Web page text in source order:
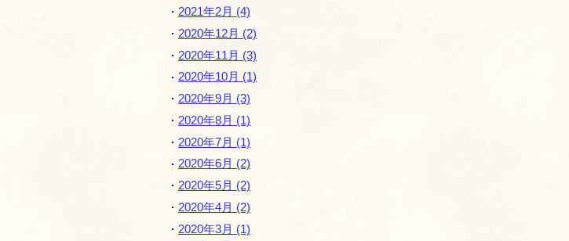
2021年2月 (4)
2020年12月 (2)
2020年11月 (3)
2020年10月 (1)
2020年9月 (3)
2020年8月 (1)
2020年7月 (1)
2020年6月 (2)
2020年5月 (2)
2020年4月 (2)
2020年3月 (1)